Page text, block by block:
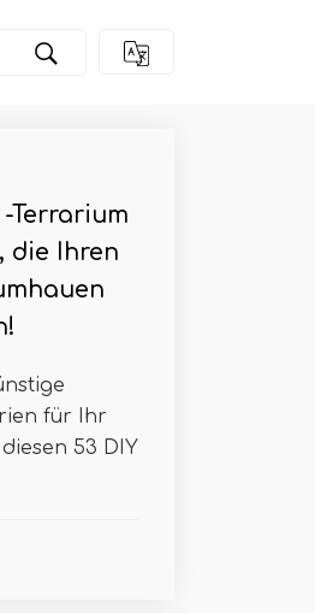
-Terrarium
die Ihren
für Ihr
53 DIY